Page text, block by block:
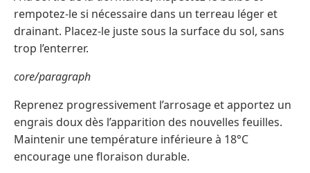
rempotez-le si nécessaire dans un terreau léger et
drainant. Placez-le juste sous la surface du sol, sans
trop l’enterrer.
core/paragraph
Reprenez progressivement l’arrosage et apportez un
engrais doux dès l’apparition des nouvelles feuilles.
Maintenir une température inférieure à 18°C
encourage une floraison durable.